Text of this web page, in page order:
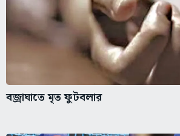
বজ্রাঘাতে মৃত ফুটবলার